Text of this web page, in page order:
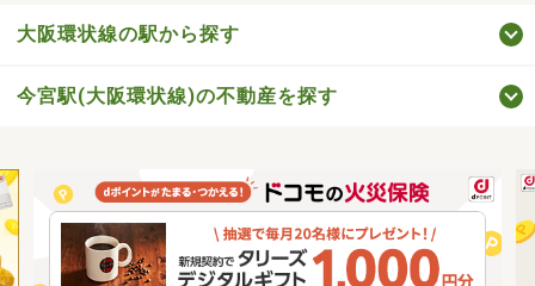
大阪環状線の駅から探す
今宮駅(大阪環状線)の不動産を探す